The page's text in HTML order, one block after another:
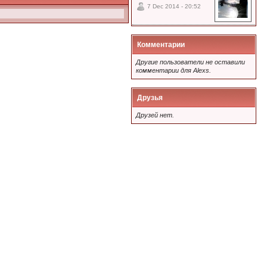
7 Dec 2014 - 20:52
Комментарии
Другие пользователи не оставили
комментарии для Alexs.
Друзья
Друзей нет.